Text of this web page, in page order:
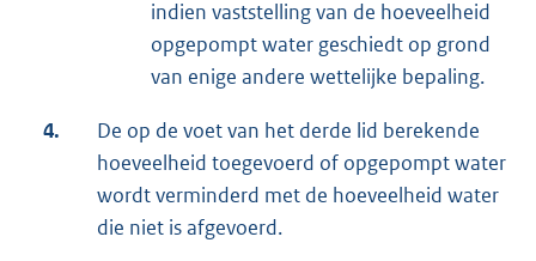
indien vaststelling van de hoeveelheid
opgepompt water geschiedt op grond
van enige andere wettelijke bepaling.
4.
De op de voet van het derde lid berekende
hoeveelheid toegevoerd of opgepompt water
wordt verminderd met de hoeveelheid water
die niet is afgevoerd.